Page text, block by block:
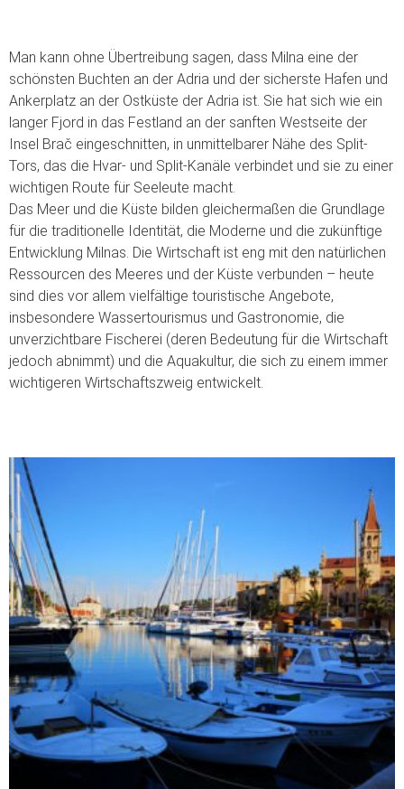
Man kann ohne Übertreibung sagen, dass Milna eine der
schönsten Buchten an der Adria und der sicherste Hafen und
Ankerplatz an der Ostküste der Adria ist. Sie hat sich wie ein
langer Fjord in das Festland an der sanften Westseite der
Insel Brač eingeschnitten, in unmittelbarer Nähe des Split-
Tors, das die Hvar- und Split-Kanäle verbindet und sie zu einer
wichtigen Route für Seeleute macht.
Das Meer und die Küste bilden gleichermaßen die Grundlage
für die traditionelle Identität, die Moderne und die zukünftige
Entwicklung Milnas. Die Wirtschaft ist eng mit den natürlichen
Ressourcen des Meeres und der Küste verbunden – heute
sind dies vor allem vielfältige touristische Angebote,
insbesondere Wassertourismus und Gastronomie, die
unverzichtbare Fischerei (deren Bedeutung für die Wirtschaft
jedoch abnimmt) und die Aquakultur, die sich zu einem immer
wichtigeren Wirtschaftszweig entwickelt.